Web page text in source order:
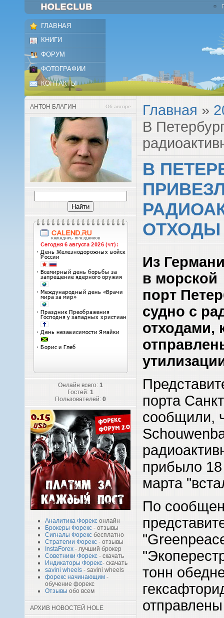
ГЛАВНАЯ
КНИГИ
ФОРУМ
ФОТОГРАФИИ
КОНТАКТЫ
АНТОН БЛАГИН Об авторе
Онлайн всего: 1
Гостей: 1
Пользователей: 0
Аналитика Форекс онлайн
Брокеры Форекс - отзывы
Сигналы Форекс бесплатно
Стратегии Форекс - отзывы
InstaForex - лучший брокер
Советники Форекс - скачать
Индикаторы Форекс- скачать
savini wheels - savini wheels
форекс начинающим -
обучение форекс
Отзывы обо всем
АРХИВ НОВОСТЕЙ HOLE
Главная »
В
В
ОТХОДЫ
Из
в морской
порт
судно с
отходами,
порта
сообщили,
прибыло
марта
По
тонн